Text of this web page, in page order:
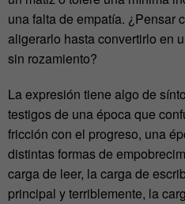
una falta de empatía. ¿Pensar
aligerarlo hasta convertirlo en
sin rozamiento?
La expresión tiene algo de
testigos de una época que
fricción con el progreso, una
distintas formas de
carga de leer, la carga de
principal y terriblemente, la